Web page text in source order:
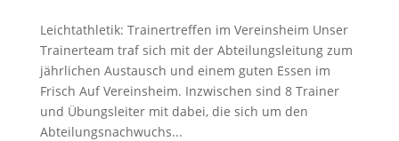
Leichtathletik: Trainertreffen im Vereinsheim Unser
Trainerteam traf sich mit der Abteilungsleitung zum
jährlichen Austausch und einem guten Essen im
Frisch Auf Vereinsheim. Inzwischen sind 8 Trainer
und Übungsleiter mit dabei, die sich um den
Abteilungsnachwuchs...